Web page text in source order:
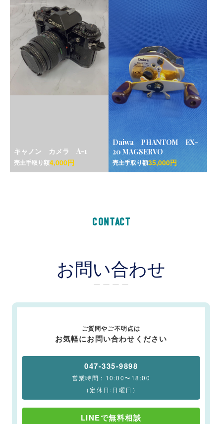
キャノン カメラ A-1
売主手取り額4,000円
Daiwa PHANTOM EX-
20 MAGSERVO
売主手取り額35,000円
CONTACT
お問い合わせ
ー ー ー ー
ご質問やご不明点は
お気軽にお問い合わせください
047-335-9898
営業時間：10:00〜18:00
（定休日:日曜日）
LINEで無料相談